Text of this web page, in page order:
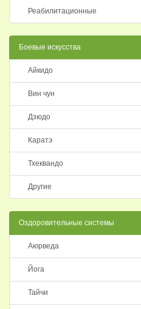
Реабилитационные
Боевые искусства
Айкидо
Вин чун
Дзюдо
Каратэ
Тхеквандо
Другие
Оздоровительные системы
Аюрведа
Йога
Тайчи